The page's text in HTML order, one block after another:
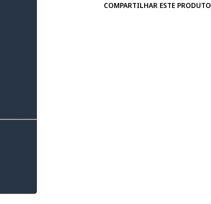
COMPARTILHAR ESTE PRODUTO